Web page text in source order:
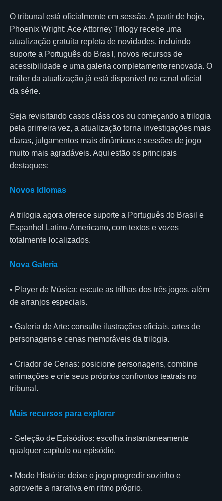
O tribunal está oficialmente em sessão. A partir de hoje,
Phoenix Wright: Ace Attorney Trilogy recebe uma
atualização gratuita repleta de novidades, incluindo
suporte a Português do Brasil, novos recursos de
acessibilidade e uma galeria completamente renovada. O
trailer da atualização já está disponível no canal oficial
da série.
Seja revisitando casos clássicos ou começando a trilogia
pela primeira vez, a atualização torna investigações mais
claras, julgamentos mais dinâmicos e sessões de jogo
muito mais agradáveis. Aqui estão os principais
destaques:
Novos idiomas
A trilogia agora oferece suporte a Português do Brasil e
Espanhol Latino-Americano, com textos e vozes
totalmente localizados.
Nova Galeria
• Player de Música: escute as trilhas dos três jogos, além
de arranjos especiais.
• Galeria de Arte: consulte ilustrações oficiais, artes de
personagens e cenas memoráveis da trilogia.
• Criador de Cenas: posicione personagens, combine
animações e crie seus próprios confrontos teatrais no
tribunal.
Mais recursos para explorar
• Seleção de Episódios: escolha instantaneamente
qualquer capítulo ou episódio.
• Modo História: deixe o jogo progredir sozinho e
aproveite a narrativa em ritmo próprio.